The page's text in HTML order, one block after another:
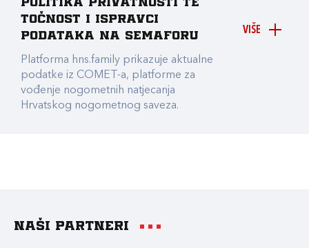
VIŠE
Politika privatnosti te
točnost i ispravci
podataka na Semaforu
Platforma hns.family prikazuje aktualne
podatke iz COMET-a, platforme za
vođenje nogometnih natjecanja
Hrvatskog nogometnog saveza.
Naši partneri